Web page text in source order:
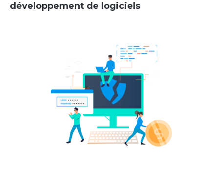
développement de logiciels